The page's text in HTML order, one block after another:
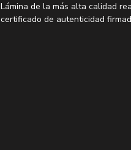
Lámina de la más alta calidad
certificado de autenticidad